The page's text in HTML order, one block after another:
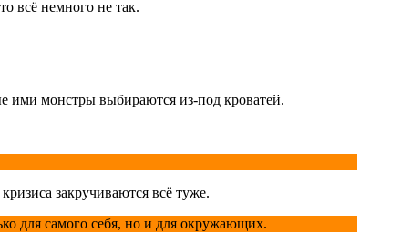
всё немного не так.
ими монстры выбираются из-под кроватей.
закручиваются всё туже.
для самого себя, но и для окружающих.